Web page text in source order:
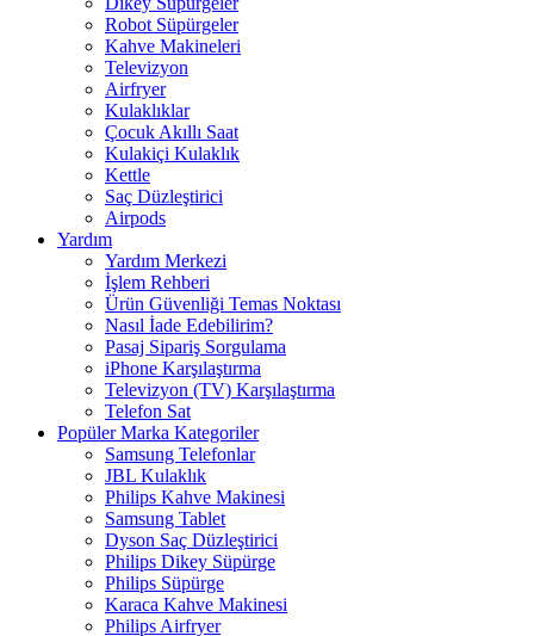
Robot Süpürgeler
Kahve Makineleri
Televizyon
Airfryer
Kulaklıklar
Çocuk Akıllı Saat
Kulakiçi Kulaklık
Kettle
Saç Düzleştirici
Airpods
Yardım
Yardım Merkezi
İşlem Rehberi
Ürün Güvenliği Temas Noktası
Nasıl İade Edebilirim?
Pasaj Sipariş Sorgulama
iPhone Karşılaştırma
Televizyon (TV) Karşılaştırma
Telefon Sat
Popüler Marka Kategoriler
Samsung Telefonlar
JBL Kulaklık
Philips Kahve Makinesi
Samsung Tablet
Dyson Saç Düzleştirici
Philips Dikey Süpürge
Philips Süpürge
Karaca Kahve Makinesi
Philips Airfryer